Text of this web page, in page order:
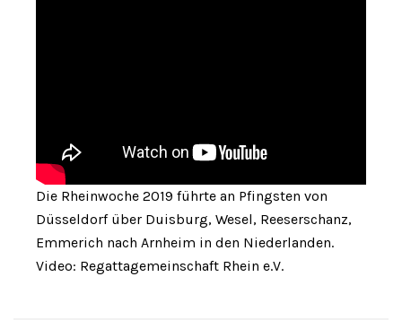
Die Rheinwoche 2019 führte an Pfingsten von
Düsseldorf über Duisburg, Wesel, Reeserschanz,
Emmerich nach Arnheim in den Niederlanden.
Video: Regattagemeinschaft Rhein e.V.